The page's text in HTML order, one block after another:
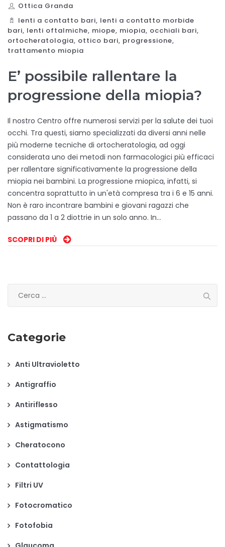
Ottica Granda
lenti a contatto bari, lenti a contatto morbide
bari, lenti oftalmiche, miope, miopia, occhiali bari,
ortocheratologia, ottico bari, progressione,
trattamento miopia
E’ possibile rallentare la
progressione della miopia?
Il nostro Centro offre numerosi servizi per la salute dei tuoi
occhi. Tra questi, siamo specializzati da diversi anni nelle
più moderne tecniche di ortocheratologia, ad oggi
considerata uno dei metodi non farmacologici più efficaci
per rallentare significativamente la progressione della
miopia nei bambini. La progressione miopica, infatti, si
concentra soprattutto in un'età compresa tra i 6 e 15 anni.
Non è raro incontrare bambini e giovani ragazzi che
passano da 1 a 2 diottrie in un solo anno. In…
SCOPRI DI PIÙ
per:
Categorie
Anti Ultravioletto
Antigraffio
Antiriflesso
Astigmatismo
Cheratocono
Contattologia
Filtri UV
Fotocromatico
Fotofobia